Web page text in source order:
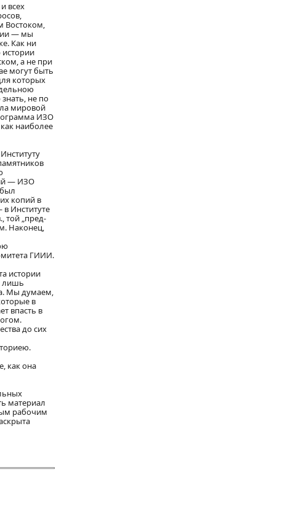
всех
Востоком,
— мы
Как ни
а не при
могут быть
которых
не по
мировой
ИЗО
наиболее
— ИЗО
копий в
Институте
той „пред-
Наконец,
ГИИИ.
истории
лишь
Мы думаем,
в
впасть в
до сих
как она
материал
рабочим